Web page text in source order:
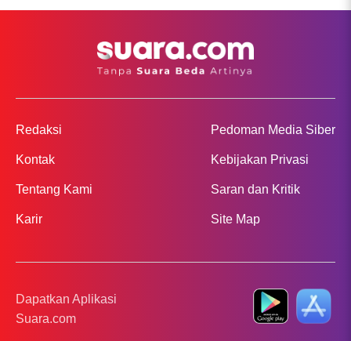
Redaksi
Kontak
Tentang Kami
Karir
Pedoman Media Siber
Kebijakan Privasi
Saran dan Kritik
Site Map
Dapatkan Aplikasi
Suara.com